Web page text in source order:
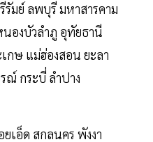
รัมย์ ลพบุรี มหาสารคาม
องบัวลำภู อุทัยธานี
กษ แม่ฮ่องสอน ยะลา
ณ์ กระบี่ ลำปาง
เอ็ด สกลนคร พังงา